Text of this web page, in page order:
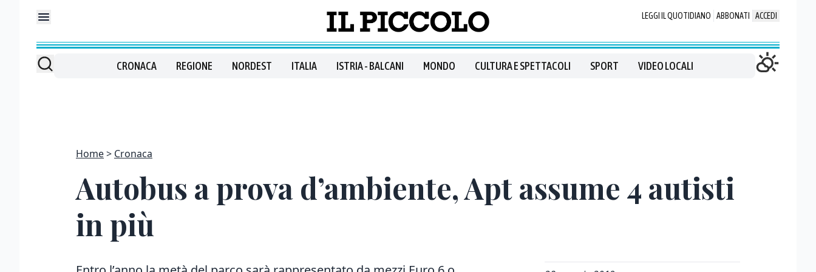
LEGGI IL QUOTIDIANO ABBONATI ACCEDI
CRONACA REGIONE NORDEST ITALIA ISTRIA - BALCANI MONDO CULTURA E SPETTACOLI SPORT VIDEO LOCALI
Home Cronaca
Autobus a prova d’ambiente, Apt assume 4 autisti
in più